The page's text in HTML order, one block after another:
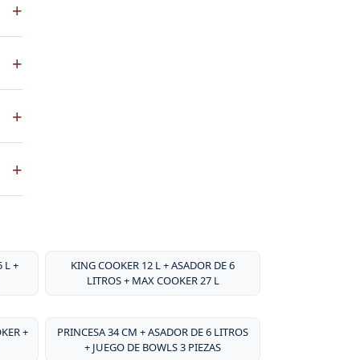
+
+
+
+
L +
KING COOKER 12 L + ASADOR DE 6
LITROS + MAX COOKER 27 L
+
PRINCESA 34 CM + ASADOR DE 6 LITROS
+ JUEGO DE BOWLS 3 PIEZAS